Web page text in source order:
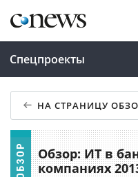
Спецпроекты
НА СТРАНИЦУ
Обзор: ИТ в
компаниях